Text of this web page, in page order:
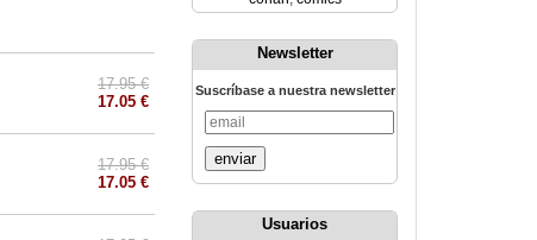
17.95 €
17.05 €
17.95 €
17.05 €
Newsletter
Suscríbase a nuestra newsletter
enviar
Usuarios